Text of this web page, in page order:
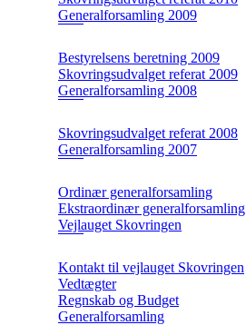
Generalforsamling 2009
Bestyrelsens beretning 2009
Skovringsudvalget referat 2009
Generalforsamling 2008
Skovringsudvalget referat 2008
Generalforsamling 2007
Ordinær generalforsamling
Ekstraordinær generalforsamling
Vejlauget Skovringen
Kontakt til vejlauget Skovringen
Vedtægter
Regnskab og Budget
Generalforsamling